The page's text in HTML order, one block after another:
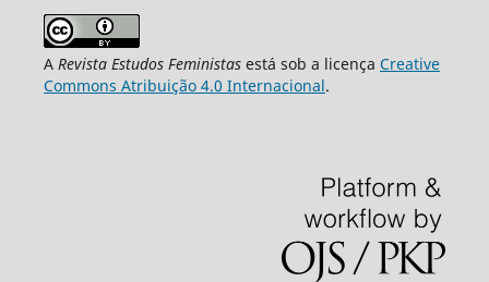
A Revista Estudos Feministasestá sob a licença Creative
Commons Atribuição 4.0 Internacional.